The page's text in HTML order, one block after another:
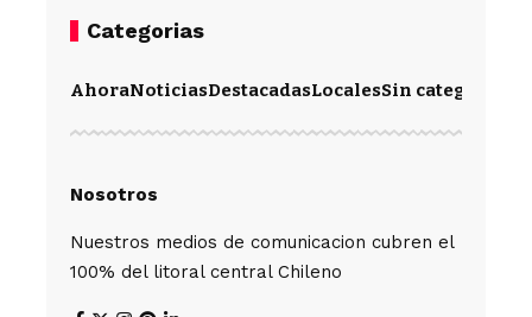
Categorias
AhoraNoticiasDestacadasLocalesSin categoría
Nosotros
Nuestros medios de comunicacion cubren el
100% del litoral central Chileno